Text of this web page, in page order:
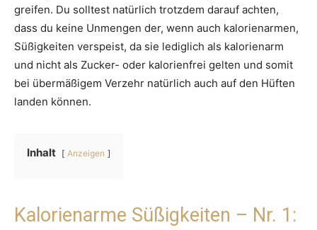
greifen. Du solltest natürlich trotzdem darauf achten,
dass du keine Unmengen der, wenn auch kalorienarmen,
Süßigkeiten verspeist, da sie lediglich als kalorienarm
und nicht als Zucker- oder kalorienfrei gelten und somit
bei übermäßigem Verzehr natürlich auch auf den Hüften
landen können.
Inhalt Anzeigen
Kalorienarme Süßigkeiten – Nr. 1: